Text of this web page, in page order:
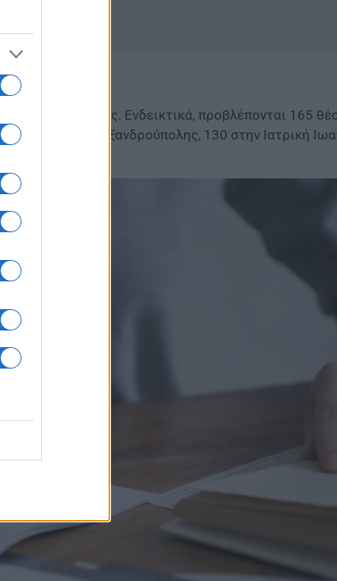
της χώρας. Ενδεικτικά, προβλέπονται 165
Ιατρική Αλεξανδρούπολης, 130 στην Ιατρική